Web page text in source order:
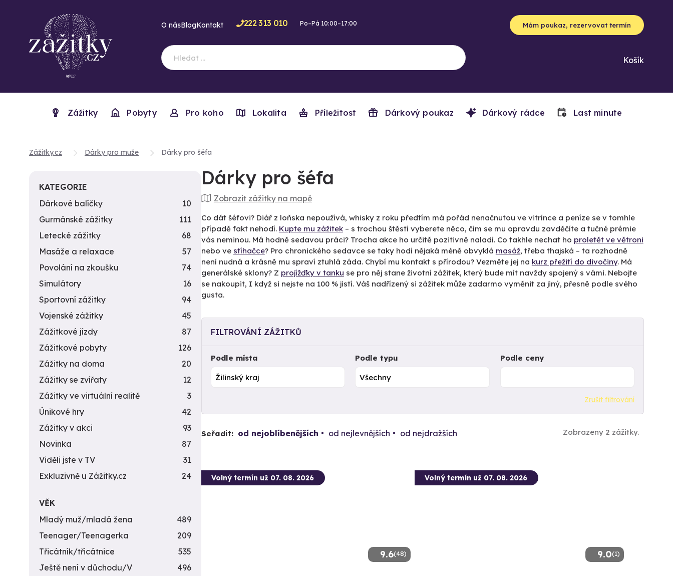
O násBlogKontakt 222 313 010 Po–Pá 10:00–17:00 Mám poukaz, rezervovat termín
Košík
Zážitky Pobyty Pro koho Lokalita Příležitost Dárkový poukaz Dárkový rádce Last minute
Zážitky.cz Dárky pro muže Dárky pro šéfa
Dárky pro šéfa
Zobrazit zážitky na mapě
Co dát šéfovi? Diář z loňska nepoužívá, whisky z roku předtím má pořád nenačnutou ve vitrínce a peníze se v tomhle
případě fakt nehodí. Kupte mu zážitek– s trochou štěstí vyberete něco, čím se mu opravdu zavděčíte a tučné prémie
vás neminou. Má hodně sedavou práci? Trocha akce ho určitě pozitivně naladí. Co takhle nechat ho proletět ve větroni
nebo ve stíhačce? Pro chronického sedavce se taky hodí nějaká méně obvyklá masáž, třeba thajská – ta rozhodně
není nudná a krásně mu spraví ztuhlá záda. Chybí mu kontakt s přírodou? Vezměte jej na kurz přežití do divočiny. Má
generálské sklony? Z projížďky v tanku se pro něj stane životní zážitek, který bude mít navždy spojený s vámi. Nebojte
se nakoupit, I když si nejste na 100 % jistí. Váš nadřízený si zážitek může zadarmo vyměnit za jiný, přesně podle svého
gusta.
FILTROVÁNÍ ZÁŽITKŮ
Podle místa Podle typu Podle ceny
Zrušit filtrování
Seřadit: od nejoblíbenějších od nejlevnějších od nejdražších Zobrazeny 2 zážitky.
9.6(48)
Volný termín už 07. 08. 2026
9.0(1)
Volný termín už 07. 08. 2026
KATEGORIE
Dárkové balíčky
10
Gurmánské zážitky
111
Letecké zážitky
68
Masáže a relaxace
57
Povolání na zkoušku
74
Simulátory
16
Sportovní zážitky
94
Vojenské zážitky
45
Zážitkové jízdy
87
Zážitkové pobyty
126
Zážitky na doma
20
Zážitky se zvířaty
12
Zážitky ve virtuální realitě
3
Únikové hry
42
Zážitky v akci
93
Novinka
87
Viděli jste v TV
31
Exkluzivně u Zážitky.cz
24
VĚK
Mladý muž/mladá žena
489
Teenager/Teenagerka
209
Třicátník/třicátnice
535
Ještě není v důchodu/V
496